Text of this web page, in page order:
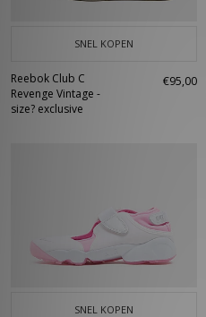
SNEL KOPEN
Reebok Club C
Revenge Vintage -
size? exclusive
€95,00
SNEL KOPEN